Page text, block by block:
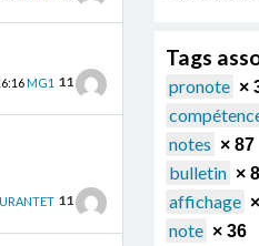
MG1 11
11
Tags
pronote ×
notes × 87
bulletin ×
affichage
note × 36